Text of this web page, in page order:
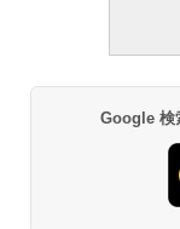
Google 検